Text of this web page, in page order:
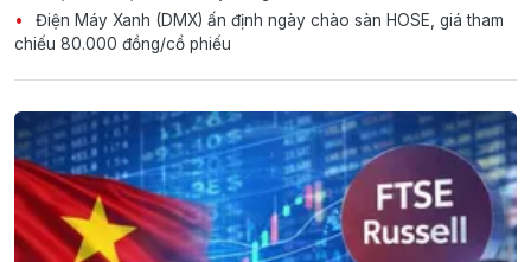
Điện Máy Xanh (DMX) ấn định ngày chào sàn HOSE, giá tham
chiếu 80.000 đồng/cổ phiếu